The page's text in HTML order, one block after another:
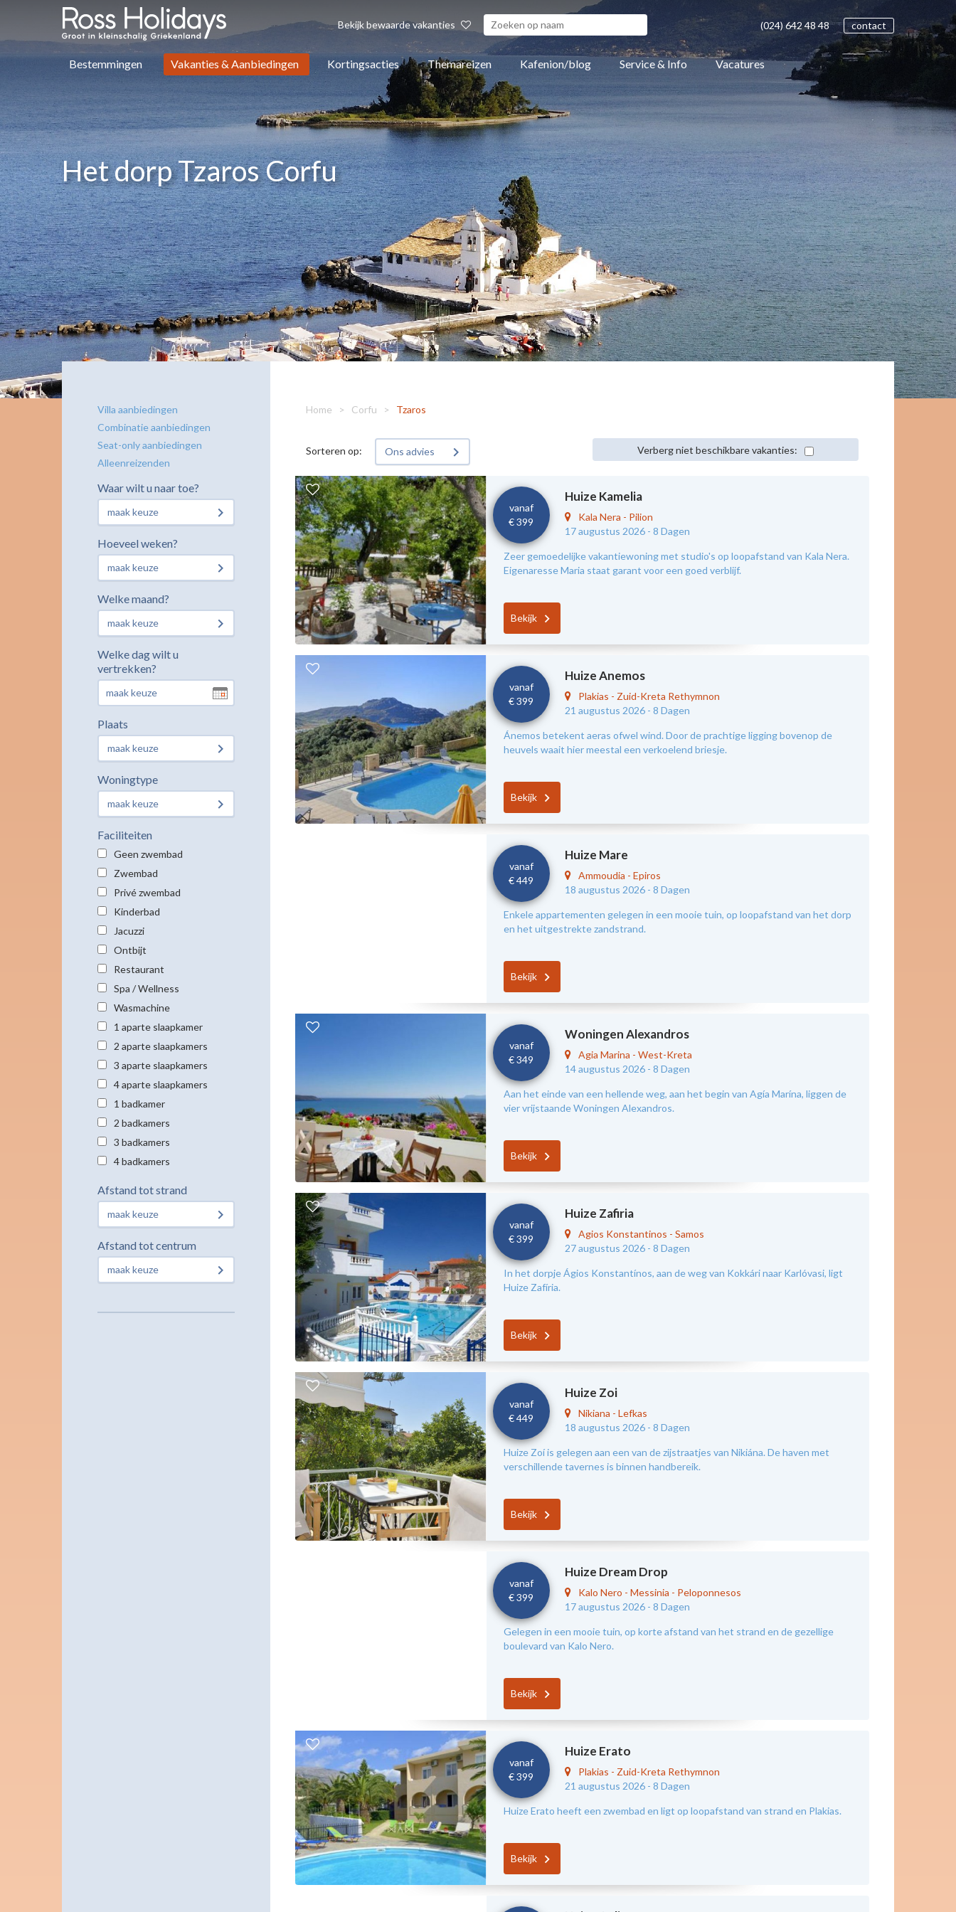
Bekijk bewaarde vakanties (024)642 4848 contact
Bestemmingen Vakanties & Aanbiedingen Kortingsacties Themareizen Kafenion/blog Service & Info Vacatures
Het dorp Tzaros Corfu
Villa aanbiedingen
Combinatie aanbiedingen
Seat-only aanbiedingen
Alleenreizenden
Waar wilt u naar toe?
maak keuze
Hoeveel weken?
maak keuze
Welke maand?
maak keuze
Welke dag wilt u
vertrekken?
Plaats
maak keuze
Woningtype
maak keuze
Faciliteiten
Geen zwembad
Zwembad
Privé zwembad
Kinderbad
Jacuzzi
Ontbijt
Restaurant
Spa / Wellness
Wasmachine
1 aparte slaapkamer
2 aparte slaapkamers
3 aparte slaapkamers
4 aparte slaapkamers
1 badkamer
2 badkamers
3 badkamers
4 badkamers
Afstand tot strand
maak keuze
Afstand tot centrum
maak keuze
Home > Corfu > Tzaros
Sorteren op: Ons advies Verberg niet beschikbare vakanties:
vanaf
€ 399
Huize Kamelia
Kala Nera - Pilion
17 augustus 2026 -8 Dagen
Zeer gemoedelijke vakantiewoning met studio's op loopafstand van Kala Nera.
Eigenaresse Maria staat garant voor een goed verblijf.
Bekijk
vanaf
€ 399
Huize Anemos
Plakias - Zuid-Kreta Rethymnon
21 augustus 2026 -8 Dagen
Ánemos betekent aeras ofwel wind. Door de prachtige ligging bovenop de
heuvels waait hier meestal een verkoelend briesje.
Bekijk
vanaf
€ 449
Huize Mare
Ammoudia -Epiros
18 augustus 2026 -8 Dagen
Enkele appartementen gelegen in een mooie tuin, op loopafstand van het dorp
en het uitgestrekte zandstrand.
Bekijk
vanaf
€ 349
Woningen Alexandros
Agia Marina -West-Kreta
14 augustus 2026 -8 Dagen
Aan het einde van een hellende weg, aan het begin van Agía Marína, liggen de
vier vrijstaande Woningen Alexandros.
Bekijk
vanaf
€ 399
Huize Zafiria
Agios Konstantinos -Samos
27 augustus 2026 -8 Dagen
In het dorpje Ágios Konstantínos, aan de weg van Kokkári naar Karlóvasi, ligt
Huize Zafíria.
Bekijk
vanaf
€ 449
Huize Zoi
Nikiana -Lefkas
18 augustus 2026 -8 Dagen
Huize Zoí is gelegen aan een van de zijstraatjes van Nikiána. De haven met
verschillende tavernes is binnen handbereik.
Bekijk
vanaf
€ 399
Huize Dream Drop
Kalo Nero -Messinia - Peloponnesos
17 augustus 2026 -8 Dagen
Gelegen in een mooie tuin, op korte afstand van het strand en de gezellige
boulevard van Kalo Nero.
Bekijk
vanaf
€ 399
Huize Erato
Plakias - Zuid-Kreta Rethymnon
21 augustus 2026 -8 Dagen
Huize Erato heeft een zwembad en ligt op loopafstand van strand en Plakias.
Bekijk